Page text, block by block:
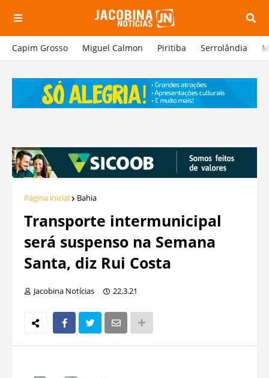
Capim Grosso Miguel Calmon Piritiba Serrolândia
Página inicial Bahia
Transporte intermunicipal
será suspenso na Semana
Santa, diz Rui Costa
Jacobina Notícias 22.3.21